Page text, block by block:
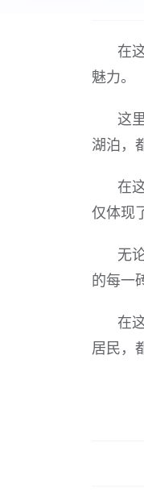
在
魅力。
这
湖泊，
在
仅体现
无
的每一
在
居民，